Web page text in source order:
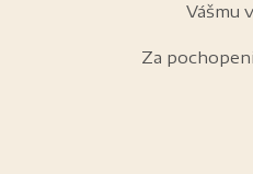
Vášmu
Za